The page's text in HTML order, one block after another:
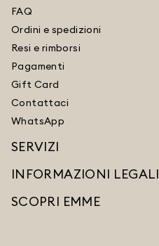
FAQ
Ordini e spedizioni
Resi e rimborsi
Pagamenti
Gift Card
Contattaci
WhatsApp
SERVIZI
INFORMAZIONI LEGALI
SCOPRI EMME